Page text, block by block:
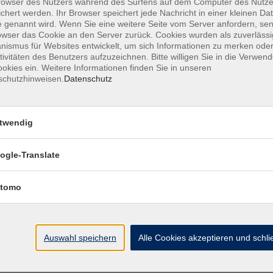
als Kooperationspartnerin von Schulen und bei Bedarf
ausschließlich und unmittelbar gemeinnützige Zwecke im
der Volkshochschule ist die Förderung von Volks- und
durch Vorträge, Kurse und andere Veranstaltungen
23 UStG.
Zwecke verwendet werden. Es darf keine
hohe Zuwendungen oder Vergütungen begünstigt
steuerbegünstigter Zwecke erhält die Stadt Erlangen
Das restliche Vermögen der Volkshochschule fällt
Zwecke zu verwenden hat.
werden. Ihr Browser speichert jede Nachricht in einer kleinen
genannt wird. Wenn Sie eine weitere Seite vom Server anfordern,
das Cookie an den Server zurück. Cookies wurden als
für Websites entwickelt, um sich Informationen zu merken
des Benutzers aufzuzeichnen. Bitte willigen Sie in die
ein. Weitere Informationen finden Sie in unseren
Datenschutz
Translate
Auswahl speichern Alle Cookies akzeptieren und